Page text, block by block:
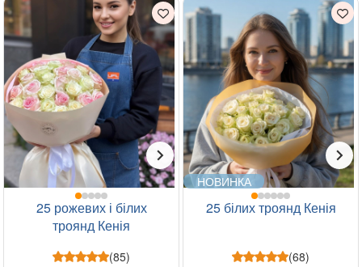
25 рожевих і білих
троянд Кенія
(85)
НОВИНКА
25 білих троянд Кенія
(68)